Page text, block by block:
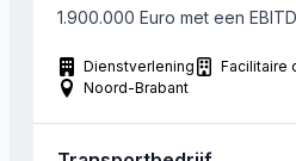
1.900.000 Euro met een
60% van de omzet is
aanlegwerkzaamheden, de
Dienstverlening
Facilitaire
Noord-Brabant